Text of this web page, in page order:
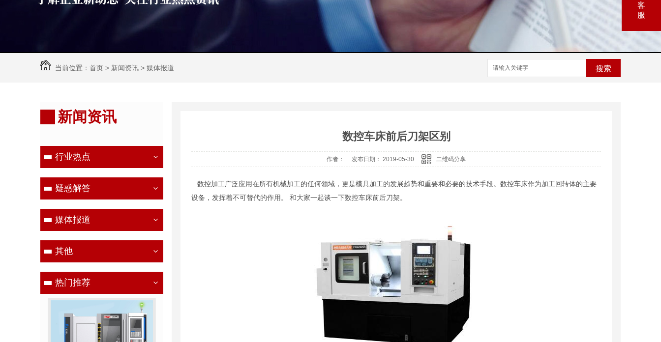
当前位置： 首页 > 新闻资讯 > 媒体报道 搜索
新闻资讯
行业热点
疑惑解答
媒体报道
其他
热门推荐
数控车床前后刀架区别
作者： 发布日期： 2019-05-30 二维码分享
数控加工广泛应用在所有机械加工的任何领域，更是模具加工的发展趋势和重要和必要的技术手段。数控车床作为加工回转体的主要
设备，发挥着不可替代的作用。 和大家一起谈一下数控车床前后刀架。
客
服